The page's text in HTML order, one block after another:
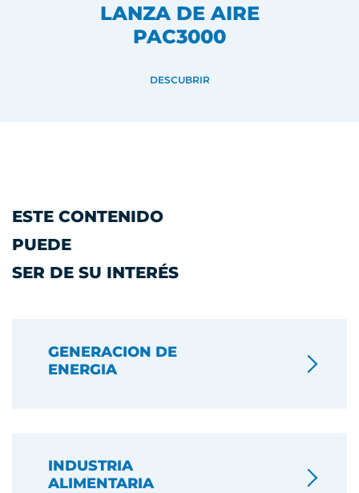
LANZA DE AIRE
PAC3000
DESCUBRIR
ESTE CONTENIDO
PUEDE
SER DE SU INTERÉS
GENERACION DE
ENERGIA
INDUSTRIA
ALIMENTARIA